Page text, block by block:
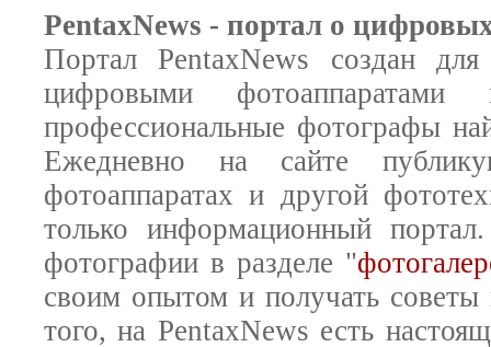
PentaxNews - портал о
Портал PentaxNews создан
цифровыми
профессиональные фотографы
Ежедневно на сайте
фотоаппаратах и другой
только информационный
фотографии в разделе "
своим опытом и получать
того, на PentaxNews есть